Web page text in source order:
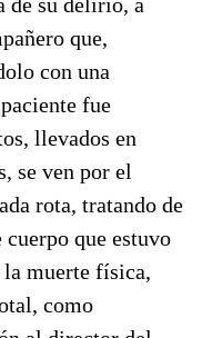
que,
con una
fue
llevados en
se ven por el
rota, tratando de
cuerpo que estuvo
la muerte física,
como